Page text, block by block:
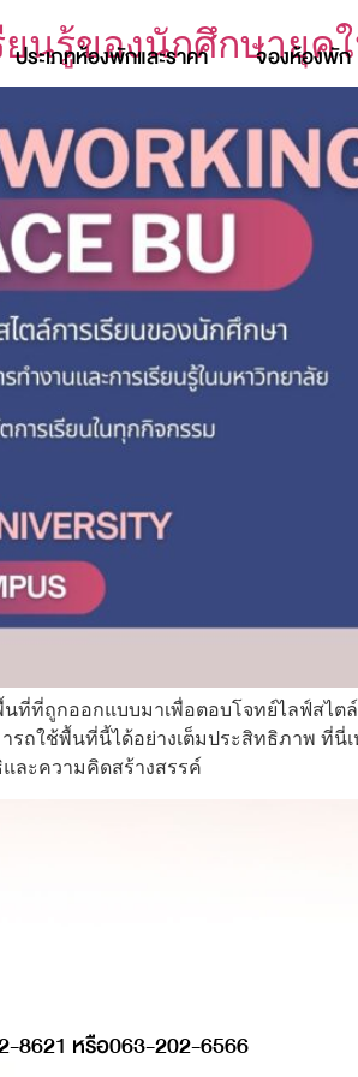
ประเภทห้องพักและราคา จองห้องพัก
ยนรู้ของนักศึกษายุค
นที่ที่ถูกออกแบบมาเพื่อตอบโจทย์ไลฟ์สไ
รถใช้พื้นที่นี้ได้อย่างเต็มประสิทธิภาพ ที่
และความคิดสร้างสรรค์
8621 หรือ063-202-6566